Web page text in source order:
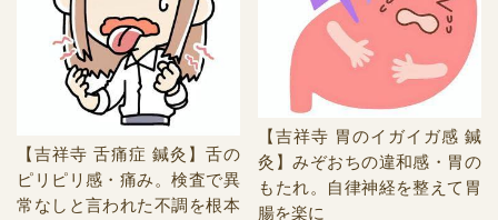
【吉祥寺 舌痛症 鍼灸】舌の
ピリピリ感・痛み。検査で異
常なしと言われた不調を根本
【吉祥寺 胃のイガイガ感 鍼
灸】みぞおちの違和感・胃の
もたれ。自律神経を整えて胃
腸を楽に